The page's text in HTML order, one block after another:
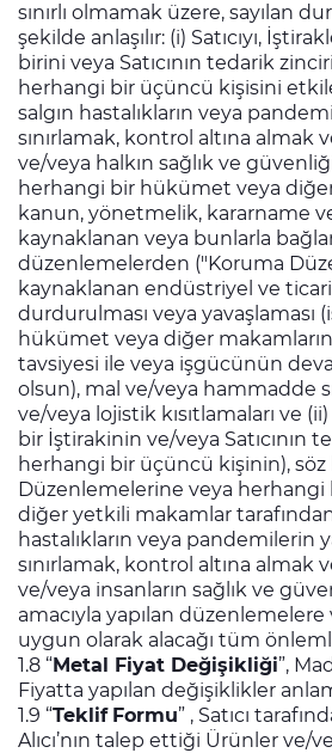
sınırlı olmamak üzere, sayılan
şekilde anlaşılır: (i) Satıcıyı,
birini veya Satıcının tedarik
herhangi bir üçüncü kişisini
salgın hastalıkların veya
sınırlamak, kontrol altına almak
ve/veya halkın sağlık ve
herhangi bir hükümet veya
kanun, yönetmelik, kararname
kaynaklanan veya bunlarla
düzenlemelerden ("Koruma
kaynaklanan endüstriyel ve
durdurulması veya yavaşlaması
hükümet veya diğer
tavsiyesi ile veya işgücünün
olsun), mal ve/veya hammadde
ve/veya lojistik kısıtlamaları ve
bir İştirakinin ve/veya Satıcının
herhangi bir üçüncü kişinin),
Düzenlemelerine veya
diğer yetkili makamlar
hastalıkların veya pandemilerin
sınırlamak, kontrol altına almak
ve/veya insanların sağlık ve
amacıyla yapılan
uygun olarak alacağı tüm
1.8 “Metal Fiyat Değişikliği”,
Fiyatta yapılan değişiklikler
1.9 “Teklif Formu” , Satıcı
Alıcı’nın talep ettiği Ürünler ve/